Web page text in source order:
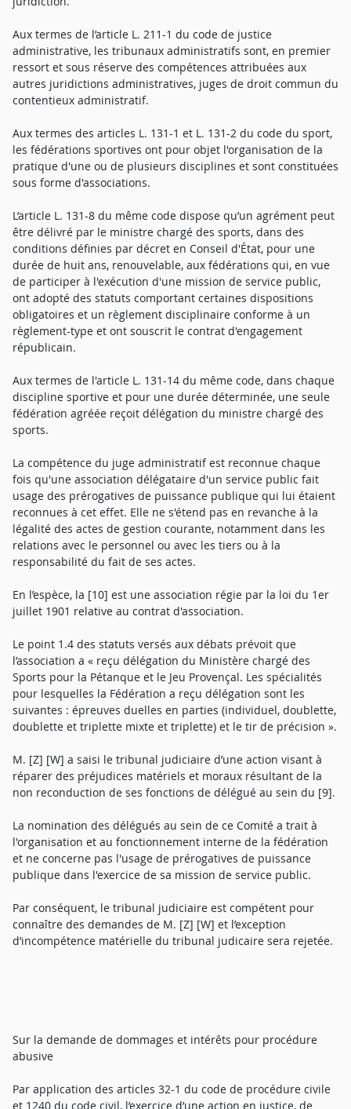
Aux termes de l’article L. 211-1 du code de justice
administrative, les tribunaux administratifs sont, en premier
ressort et sous réserve des compétences attribuées aux
autres juridictions administratives, juges de droit commun du
contentieux administratif.
Aux termes des articles L. 131-1 et L. 131-2 du code du sport,
les fédérations sportives ont pour objet l'organisation de la
pratique d'une ou de plusieurs disciplines et sont constituées
sous forme d'associations.
L’article L. 131-8 du même code dispose qu’un agrément peut
être délivré par le ministre chargé des sports, dans des
conditions définies par décret en Conseil d'État, pour une
durée de huit ans, renouvelable, aux fédérations qui, en vue
de participer à l'exécution d'une mission de service public,
ont adopté des statuts comportant certaines dispositions
obligatoires et un règlement disciplinaire conforme à un
règlement-type et ont souscrit le contrat d'engagement
républicain.
Aux termes de l'article L. 131-14 du même code, dans chaque
discipline sportive et pour une durée déterminée, une seule
fédération agréée reçoit délégation du ministre chargé des
sports.
La compétence du juge administratif est reconnue chaque
fois qu'une association délégataire d'un service public fait
usage des prérogatives de puissance publique qui lui étaient
reconnues à cet effet. Elle ne s'étend pas en revanche à la
légalité des actes de gestion courante, notamment dans les
relations avec le personnel ou avec les tiers ou à la
responsabilité du fait de ses actes.
En l’espèce, la [10] est une association régie par la loi du 1er
juillet 1901 relative au contrat d'association.
Le point 1.4 des statuts versés aux débats prévoit que
l’association a « reçu délégation du Ministère chargé des
Sports pour la Pétanque et le Jeu Provençal. Les spécialités
pour lesquelles la Fédération a reçu délégation sont les
suivantes : épreuves duelles en parties (individuel, doublette,
doublette et triplette mixte et triplette) et le tir de précision ».
M. [Z] [W] a saisi le tribunal judiciaire d’une action visant à
réparer des préjudices matériels et moraux résultant de la
non reconduction de ses fonctions de délégué au sein du [9].
La nomination des délégués au sein de ce Comité a trait à
l'organisation et au fonctionnement interne de la fédération
et ne concerne pas l'usage de prérogatives de puissance
publique dans l'exercice de sa mission de service public.
Par conséquent, le tribunal judiciaire est compétent pour
connaître des demandes de M. [Z] [W] et l’exception
d’incompétence matérielle du tribunal judicaire sera rejetée.
Sur la demande de dommages et intérêts pour procédure
abusive
Par application des articles 32-1 du code de procédure civile
et 1240 du code civil, l’exercice d’une action en justice, de